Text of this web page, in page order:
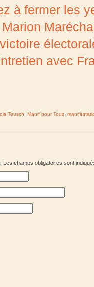
à fermer les
avec
Teusch Manif pour Tous
Les champs obligatoires sont